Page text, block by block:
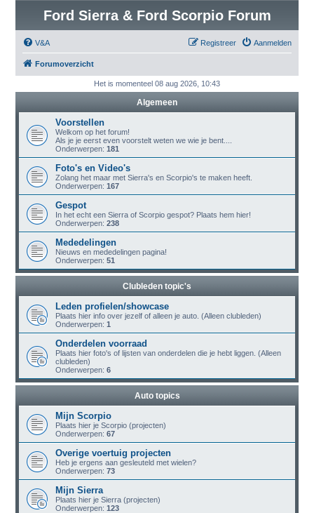
Ford Sierra & Ford Scorpio Forum
V&A Aanmelden
Registreer
Forumoverzicht
Het is momenteel 08 aug 2026, 10:43
Algemeen
Voorstellen
Welkom op het forum!
Als je je eerst even voorstelt weten we wie je bent....
Onderwerpen: 181
Foto's en Video's
Zolang het maar met Sierra's en Scorpio's te maken heeft.
Onderwerpen: 167
Gespot
In het echt een Sierra of Scorpio gespot? Plaats hem hier!
Onderwerpen: 238
Mededelingen
Nieuws en mededelingen pagina!
Onderwerpen: 51
Clubleden topic's
Leden profielen/showcase
Plaats hier info over jezelf of alleen je auto. (Alleen clubleden)
Onderwerpen: 1
Onderdelen voorraad
Plaats hier foto's of lijsten van onderdelen die je hebt liggen. (Alleen
clubleden)
Onderwerpen: 6
Auto topics
Mijn Scorpio
Plaats hier je Scorpio (projecten)
Onderwerpen: 67
Overige voertuig projecten
Heb je ergens aan gesleuteld met wielen?
Onderwerpen: 73
Mijn Sierra
Plaats hier je Sierra (projecten)
Onderwerpen: 123